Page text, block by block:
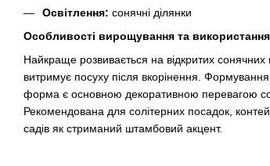
Освітлення: сонячні ділянки
Особливості вирощування та використання
Найкраще розвивається на відкритих
витримує посуху після вкорінення.
форма є основною декоративною перевагою
Рекомендована для солітерних посадок,
садів як стриманий штамбовий акцент.